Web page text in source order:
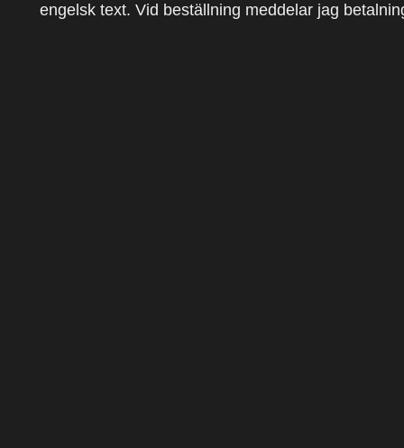
engelsk text. Vid beställning meddelar jag